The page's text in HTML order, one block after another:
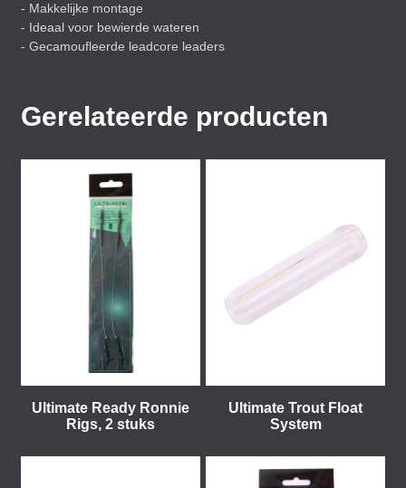
- Makkelijke montage
- Ideaal voor bewierde wateren
- Gecamoufleerde leadcore leaders
Gerelateerde producten
Ultimate Ready Ronnie
Rigs, 2 stuks
Ultimate Trout Float
System